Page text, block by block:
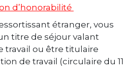
d’honorabilité
étranger, vous
titre de séjour valant
travail ou être titulaire
de travail (circulaire du 11